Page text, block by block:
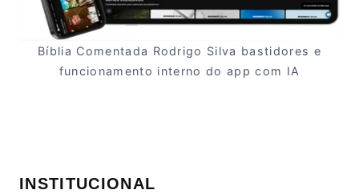
Bíblia Comentada Rodrigo Silva bastidores e
funcionamento interno do app com IA
INSTITUCIONAL